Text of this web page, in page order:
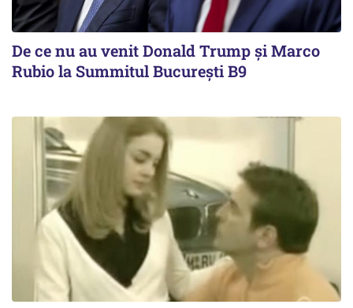
De ce nu au venit Donald Trump şi Marco
Rubio la Summitul Bucureşti B9